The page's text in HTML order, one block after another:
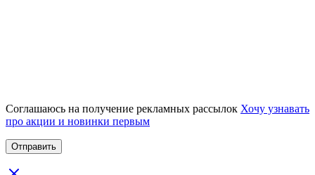
Соглашаюсь на получение рекламных рассылок Хочу узнавать
про акции и новинки первым